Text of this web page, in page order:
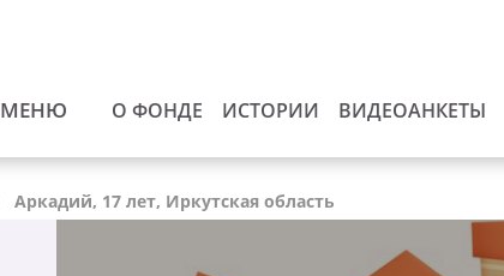
МЕНЮ О ФОНДЕ ИСТОРИИ ВИДЕОАНКЕТЫ
Аркадий, 17 лет, Иркутская область